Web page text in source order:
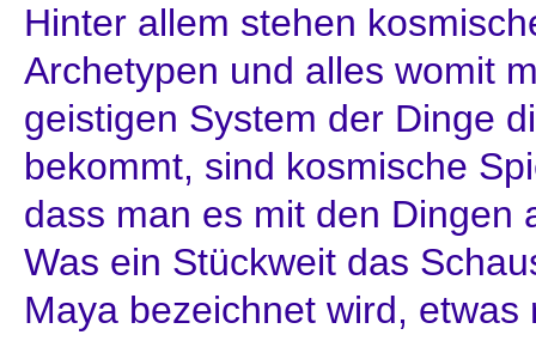
Hinter allem stehen
Archetypen und alles womit
geistigen System der Dinge
bekommt, sind kosmische
dass man es mit den Dingen
Was ein Stückweit das
Maya bezeichnet wird, etwas